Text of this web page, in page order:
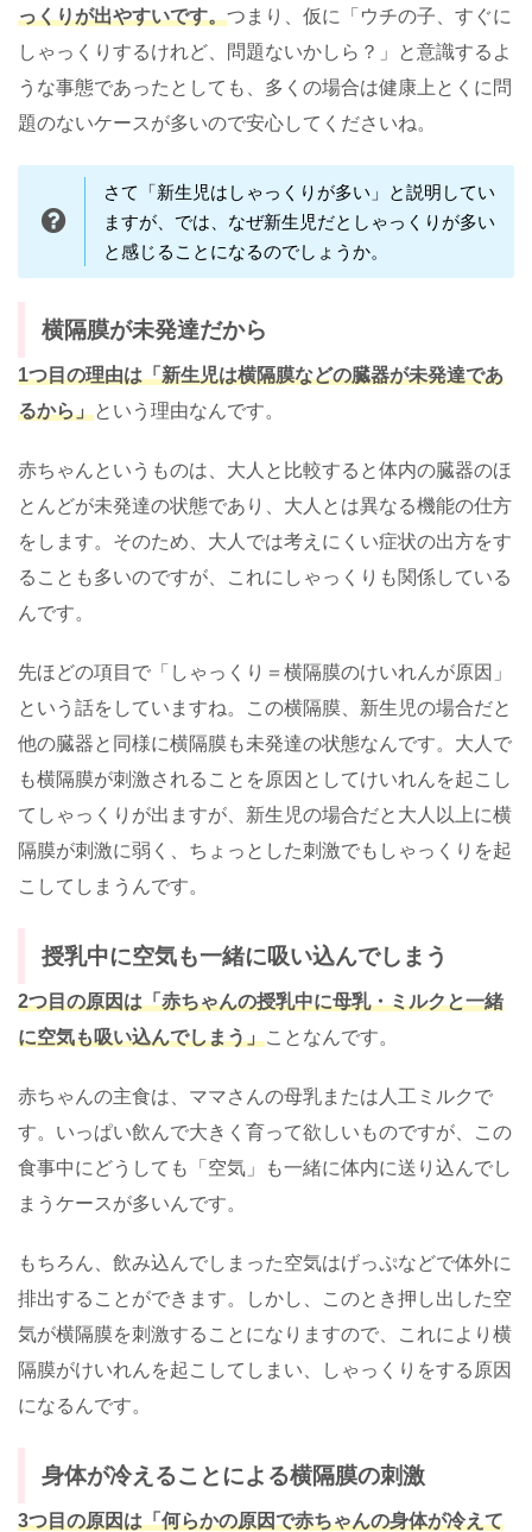
っくりが出やすいです。つまり、仮に「ウチの子、すぐに
しゃっくりするけれど、問題ないかしら？」と意識するよ
うな事態であったとしても、多くの場合は健康上とくに問
題のないケースが多いので安心してくださいね。
さて「新生児はしゃっくりが多い」と説明してい
ますが、では、なぜ新生児だとしゃっくりが多い
と感じることになるのでしょうか。
横隔膜が未発達だから
1つ目の理由は「新生児は横隔膜などの臓器が未発達であ
るから」という理由なんです。
赤ちゃんというものは、大人と比較すると体内の臓器のほ
とんどが未発達の状態であり、大人とは異なる機能の仕方
をします。そのため、大人では考えにくい症状の出方をす
ることも多いのですが、これにしゃっくりも関係している
んです。
先ほどの項目で「しゃっくり＝横隔膜のけいれんが原因」
という話をしていますね。この横隔膜、新生児の場合だと
他の臓器と同様に横隔膜も未発達の状態なんです。大人で
も横隔膜が刺激されることを原因としてけいれんを起こし
てしゃっくりが出ますが、新生児の場合だと大人以上に横
隔膜が刺激に弱く、ちょっとした刺激でもしゃっくりを起
こしてしまうんです。
授乳中に空気も一緒に吸い込んでしまう
2つ目の原因は「赤ちゃんの授乳中に母乳・ミルクと一緒
に空気も吸い込んでしまう」ことなんです。
赤ちゃんの主食は、ママさんの母乳または人工ミルクで
す。いっぱい飲んで大きく育って欲しいものですが、この
食事中にどうしても「空気」も一緒に体内に送り込んでし
まうケースが多いんです。
もちろん、飲み込んでしまった空気はげっぷなどで体外に
排出することができます。しかし、このとき押し出した空
気が横隔膜を刺激することになりますので、これにより横
隔膜がけいれんを起こしてしまい、しゃっくりをする原因
になるんです。
身体が冷えることによる横隔膜の刺激
3つ目の原因は「何らかの原因で赤ちゃんの身体が冷えて